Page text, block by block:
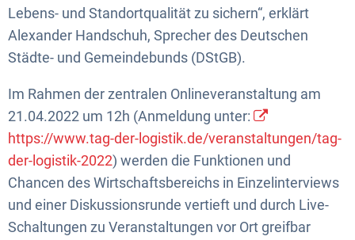
Lebens- und Standortqualität zu sichern“, erklärt
Alexander Handschuh, Sprecher des Deutschen
Städte- und Gemeindebunds (DStGB).
Im Rahmen der zentralen Onlineveranstaltung am
21.04.2022 um 12h (Anmeldung unter:
https://www.tag-der-logistik.de/veranstaltungen/tag-
der-logistik-2022) werden die Funktionen und
Chancen des Wirtschaftsbereichs in Einzelinterviews
und einer Diskussionsrunde vertieft und durch Live-
Schaltungen zu Veranstaltungen vor Ort greifbar